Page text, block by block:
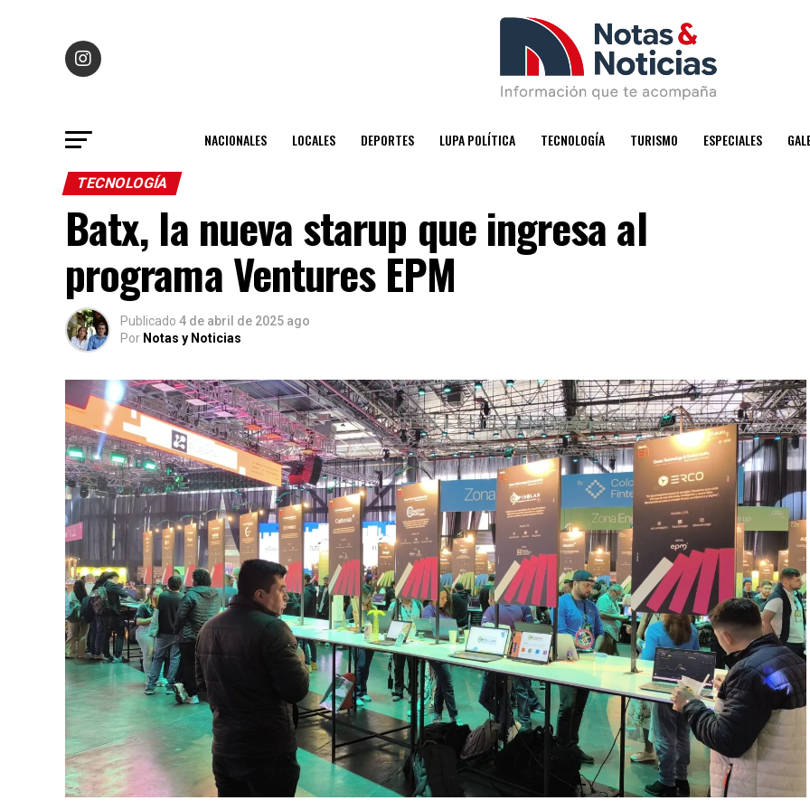
NACIONALES LOCALES DEPORTES LUPA POLÍTICA TECNOLOGÍA TURISMO ESPECIALES
TECNOLOGÍA
Batx, la nueva starup que ingresa al
programa Ventures EPM
Publicado 4 de abril de 2025 ago
Por Notas y Noticias